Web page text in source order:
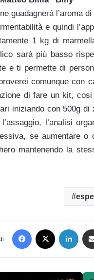
guadagnerà l’aroma
e quindi
1 kg di
sarà più basso
e ti permette di
comunque con
di fare un kit,
iniziando con 500g
l’analisi
se aumentare o
mantenendo la
Facebook